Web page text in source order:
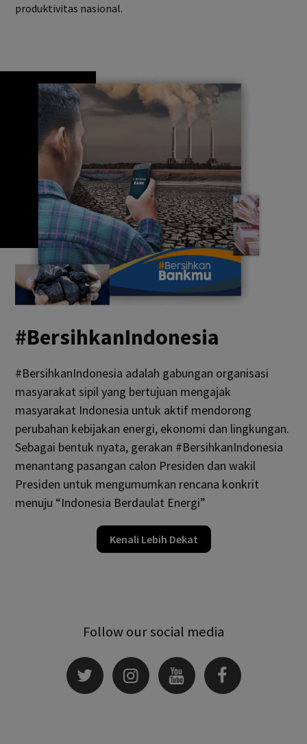
produktivitas nasional.
#BersihkanIndonesia
#BersihkanIndonesia adalah gabungan organisasi
masyarakat sipil yang bertujuan mengajak
masyarakat Indonesia untuk aktif mendorong
perubahan kebijakan energi, ekonomi dan lingkungan.
Sebagai bentuk nyata, gerakan #BersihkanIndonesia
menantang pasangan calon Presiden dan wakil
Presiden untuk mengumumkan rencana konkrit
menuju “Indonesia Berdaulat Energi”
Kenali Lebih Dekat
Follow our social media